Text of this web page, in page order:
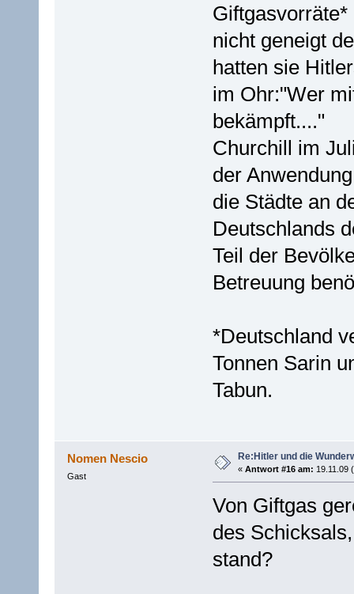
nicht geneigt
hatten sie
im Ohr:"Wer
bekämpft...."
Churchill im
der
die Städte an
Deutschlands
Teil der
Betreuung
*Deutschland
Tonnen Sarin
Tabun.
Nomen Nescio
Gast
Re:Hitler und die
« Antwort #16 am: 19.11.09
Von Giftgas
des
stand?